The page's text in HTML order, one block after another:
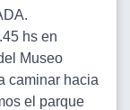
hs en
Museo
caminar hacia
el parque